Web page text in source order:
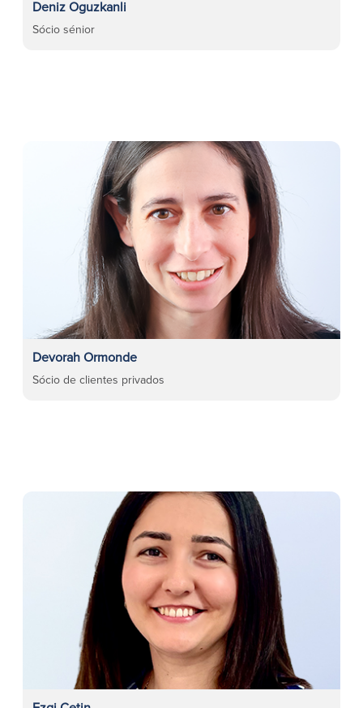
Deniz Oguzkanli
Sócio sénior
Devorah Ormonde
Sócio de clientes privados